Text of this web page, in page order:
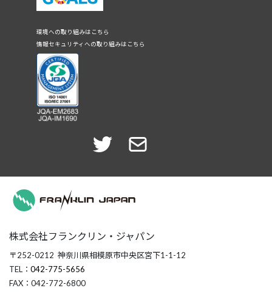
環境への取り組みはこちら
情報セキュリティへの取り組みはこちら
株式会社フランクリン・ジャパン
〒252-0212 神奈川県相模原市中央区宮下1-1-12
TEL： 042-775-5656
FAX：042-772-6800